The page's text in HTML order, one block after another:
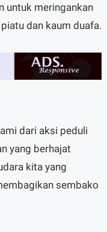
untuk meringankan
dan kaum duafa.
dari aksi peduli
yang berhajat
kita yang
sembako